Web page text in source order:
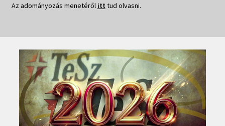
Az adományozás menetéről itt tud olvasni.